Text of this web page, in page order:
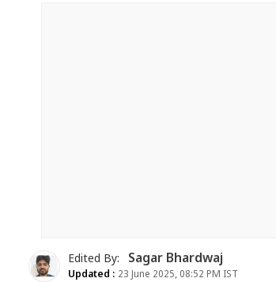
Edited By: Sagar Bhardwaj
Updated : 23 June 2025, 08:52 PM IST